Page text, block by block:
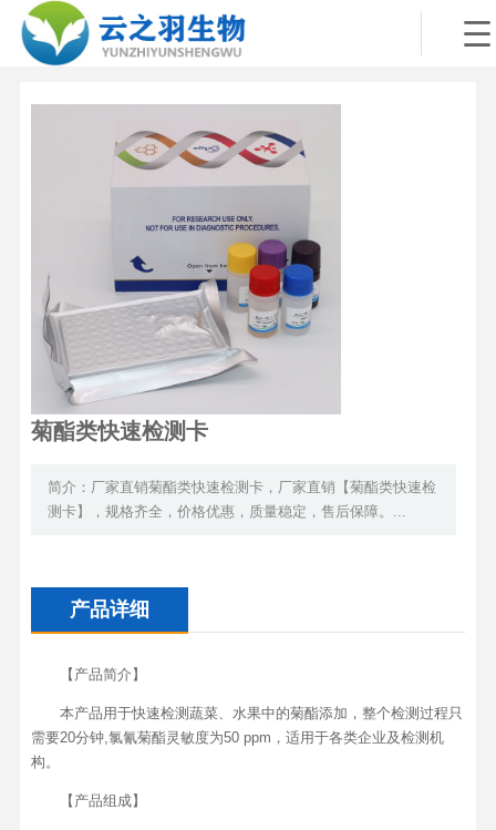
菊酯类快速检测卡
简介：厂家直销菊酯类快速检测卡，厂家直销【菊酯类快速检
测卡】，规格齐全，价格优惠，质量稳定，售后保障。...
产品详细
【产品简介】
本产品用于快速检测蔬菜、水果中的菊酯添加，整个检测过程只
需要20分钟,氯氰菊酯灵敏度为50 ppm，适用于各类企业及检测机
构。
【产品组成】